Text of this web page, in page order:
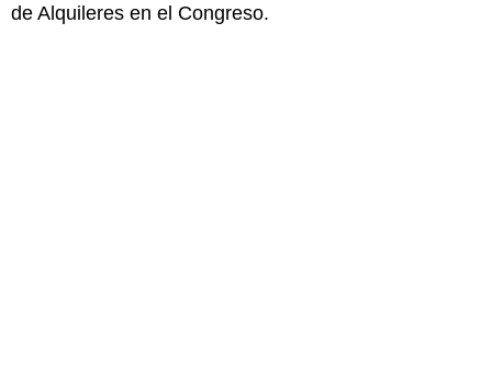
de Alquileres en el Congreso.